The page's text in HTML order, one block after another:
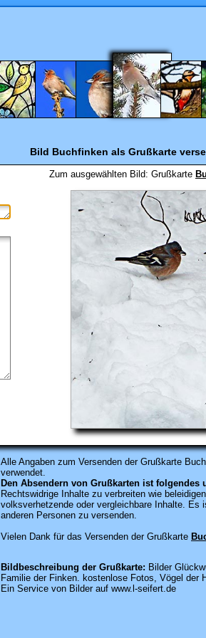
Bild Buchfinken als Grußkarte
Zum ausgewählten Bild: Grußkarte
Alle Angaben zum Versenden der Grußkarte
verwendet.
Den Absendern von Grußkarten ist folgendes
Rechtswidrige Inhalte zu verbreiten wie
volksverhetzende oder vergleichbare Inhalte.
anderen Personen zu versenden.
Vielen Dank für das Versenden der Grußkarte
Bildbeschreibung der Grußkarte: Bilder
Familie der Finken. kostenlose Fotos, Vögel der
Ein Service von Bilder auf www.l-seifert.de